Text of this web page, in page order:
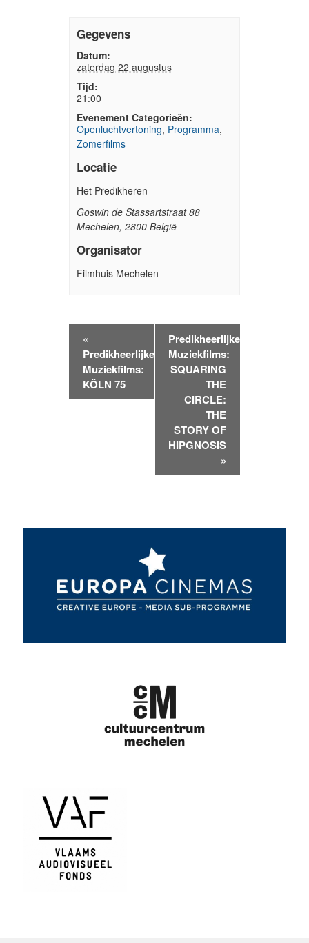
Gegevens
Datum:
zaterdag 22 augustus
Tijd:
21:00
Evenement Categorieën:
Openluchtvertoning, Programma,
Zomerfilms
Locatie
Het Predikheren
Goswin de Stassartstraat 88
Mechelen, 2800 België
Organisator
Filmhuis Mechelen
Navigatie
«
Predikheerlijke
Muziekfilms:
KÖLN 75
Predikheerlijke
Muziekfilms:
SQUARING
THE
CIRCLE:
THE
STORY OF
HIPGNOSIS
»